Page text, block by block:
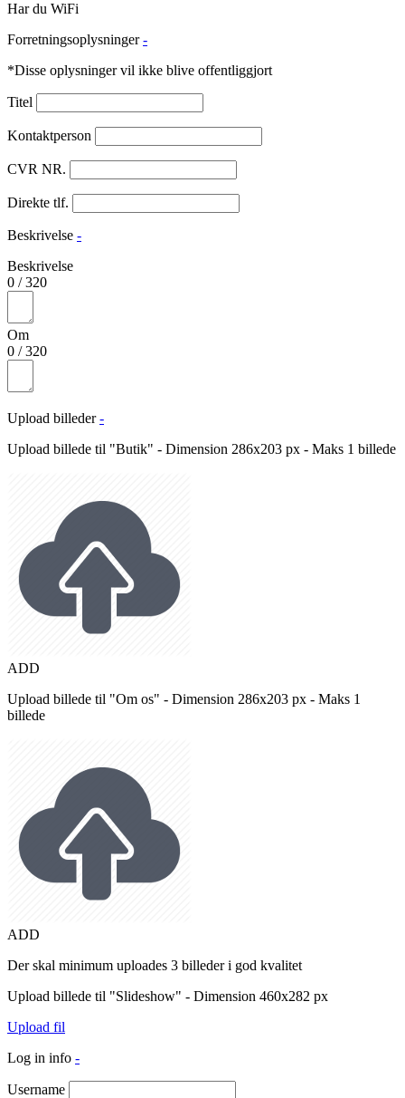
Har du WiFi
Forretningsoplysninger -
*Disse oplysninger vil ikke blive offentliggjort
Titel
Kontaktperson
CVR NR.
Direkte tlf.
Beskrivelse -
Beskrivelse
0 /320
Om
0 /320
Upload billeder -
Upload billede til "Butik" - Dimension 286x203 px - Maks 1 billede
ADD
Upload billede til "Om os" - Dimension 286x203 px - Maks 1
billede
ADD
Der skal minimum uploades 3 billeder i god kvalitet
Upload billede til "Slideshow" - Dimension 460x282 px
Upload fil
Log in info -
Username